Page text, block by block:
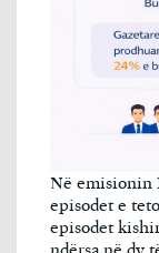
Në emisionin
episodet e
episodet